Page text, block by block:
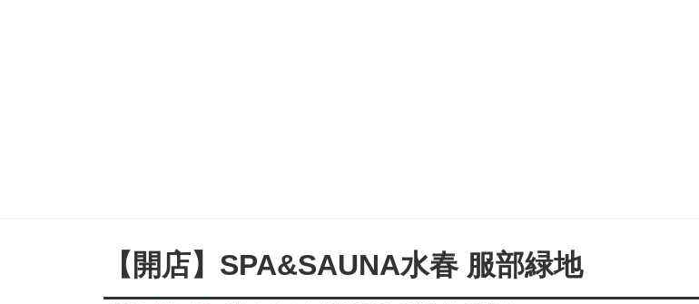
【開店】SPA&SAUNA水春 服部緑地